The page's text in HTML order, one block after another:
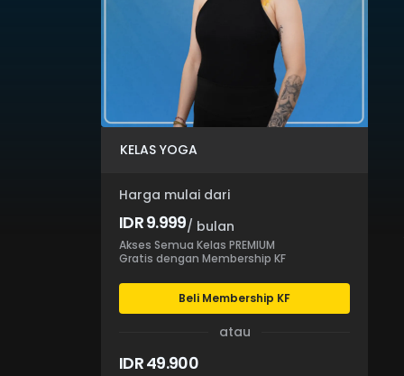
KELAS YOGA
Harga mulai dari
IDR 9.999/ bulan
Akses Semua Kelas PREMIUM
Gratis dengan Membership KF
Beli Membership KF
atau
IDR 49.900